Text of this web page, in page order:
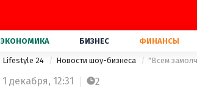
ЭКОНОМИКА БИЗНЕС ФИНАНСЫ
Lifestyle 24 Новости шоу-бизнеса
1 декабря, 12:31 2